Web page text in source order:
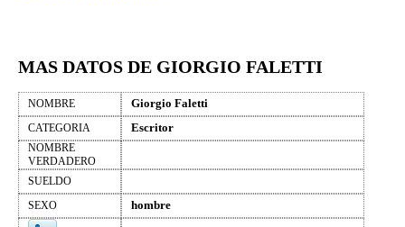
MAS DATOS DE GIORGIO FALETTI
NOMBRE Giorgio Faletti
CATEGORIA Escritor
NOMBRE
VERDADERO
SUELDO
SEXO
hombre